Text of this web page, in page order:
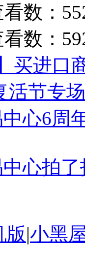
看数：
看数：
买进口
活节专
心6周
心拍
版|小黑